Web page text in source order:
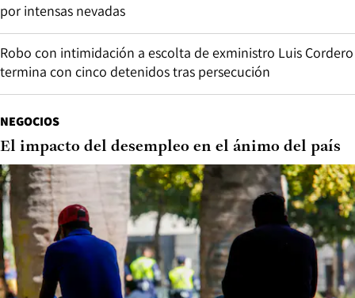
por intensas nevadas
Robo con intimidación a escolta de exministro Luis Cordero
termina con cinco detenidos tras persecución
NEGOCIOS
El impacto del desempleo en el ánimo del país